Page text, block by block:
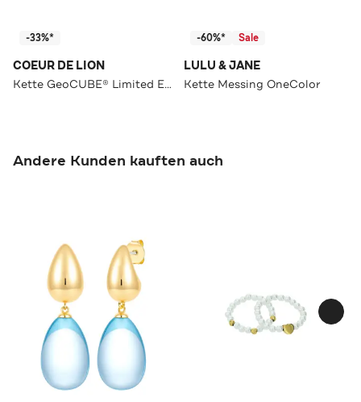
-33%*
COEUR DE LION
Kette GeoCUBE® Limited Edition Multicolor Rainbow
-60%* Sale
LULU & JANE
Kette Messing OneColor
Andere Kunden kauften auch